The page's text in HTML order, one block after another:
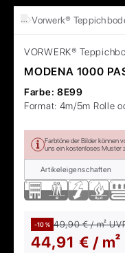
… Vorwerk®
VORWERK®
MODENA 1000
Farbe: 8E99
Format: 4m/5m Rolle
Farbtöne der Bilder können
uns ein kostenloses Muster
Artikeleigenschaften
-10 % 49,90 € / m²
44,91 € / m²